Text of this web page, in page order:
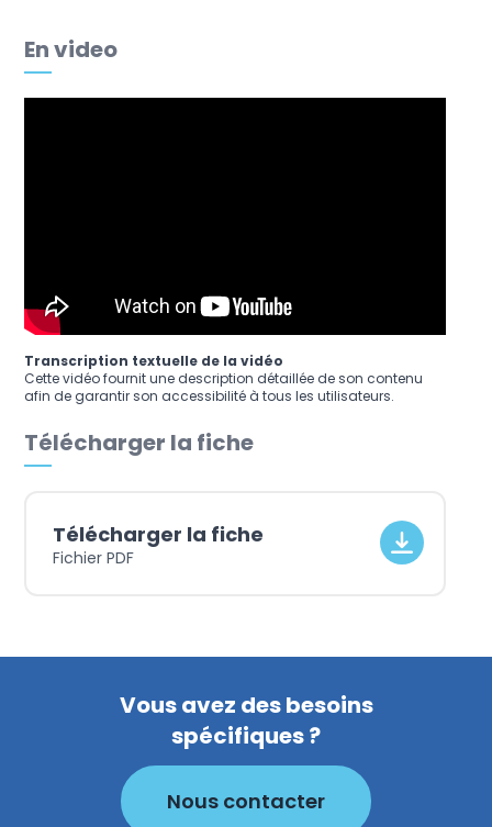
En video
Transcription textuelle de la vidéo
Cette vidéo fournit une description détaillée de son contenu
afin de garantir son accessibilité à tous les utilisateurs.
Télécharger la fiche
Télécharger la fiche
Fichier PDF
Vous avez des besoins
spécifiques ?
Nous contacter